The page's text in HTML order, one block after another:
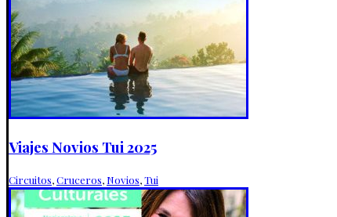
Viajes Novios Tui 2025
Circuitos,Cruceros, Novios,Tui